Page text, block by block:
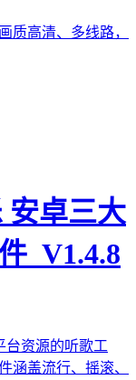
质高清、多线路，
安卓三大
_V1.4.8
台资源的听歌工
涵盖流行、摇滚、